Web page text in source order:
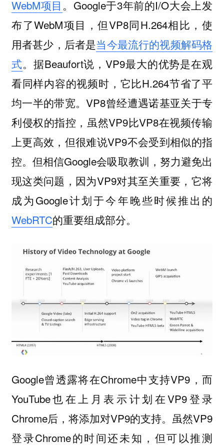
WebM项目 。Google于3年前的I/O大会上发
布了WebM项目，但VP8同H.264相比，使
用者甚少，后者是当今最流行的视频解码格
式。据Beaufort说，VP9最大的优势是在观
看同样内容的视频时，它比H.264节省了平
均一半的带宽。VP8曾经遭遇诺基亚关于专
利侵权的指控，虽然VP9比VP8在视频传输
上更高效，但很难说VP9不会受到相似的指
控。但相信Google会吸取教训，努力避免出
现这类问题，因为VP9对其至关重要，它将
成为Google计划于今年晚些时候推出的
WebRTC的重要组成部分。
Google曾透露将在Chrome中支持VP9，而
YouTube也在上月表示计划在VP9登录
Chrome后，将添加对VP9的支持。虽然VP9
登录Chrome的时间还未知，但可以推测